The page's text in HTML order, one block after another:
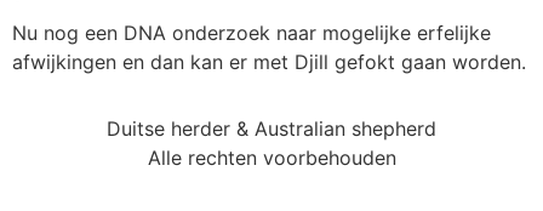
Nu nog een DNA onderzoek naar mogelijke erfelijke
afwijkingen en dan kan er met Djill gefokt gaan worden.
Duitse herder & Australian shepherd
Alle rechten voorbehouden